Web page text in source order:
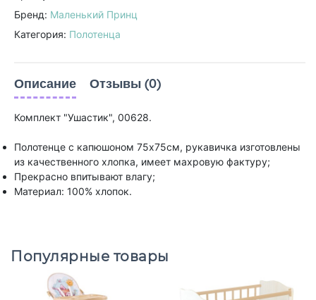
Бренд: Маленький Принц
Категория: Полотенца
Описание Отзывы (0)
Комплект "Ушастик", 00628.
Полотенце с капюшоном 75х75см, рукавичка изготовлены
из качественного хлопка, имеет махровую фактуру;
Прекрасно впитывают влагу;
Материал: 100% хлопок.
Популярные товары